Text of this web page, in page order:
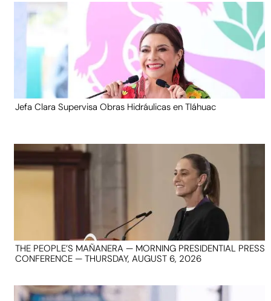
Jefa Clara Supervisa Obras Hidráulicas en Tláhuac
THE PEOPLE’S MAÑANERA — MORNING PRESIDENTIAL PRESS
CONFERENCE — THURSDAY, AUGUST 6, 2026